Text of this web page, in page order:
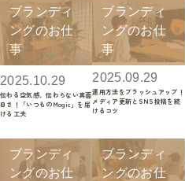
ブランディ
ングのお仕
事
2025.10.29
伝わる空気感、伝わらない真面
目さ！「いつものMogic」を届
ける工夫
ブランディ
ングのお仕
事
2025.09.29
運用方法をブラッシュアップ！
メディア更新とSNS投稿を続
けるコツ
ブランディ
ングのお仕
ブランディ
ングのお仕